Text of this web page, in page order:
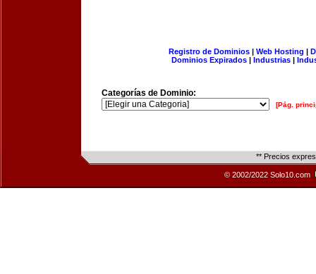
Registro de Dominios| Web Hosting |
Dominios Expirados | Industrias |
Categorías de Dominio:
[Pág.
** Precios
© 2002/2022 Solo10.com